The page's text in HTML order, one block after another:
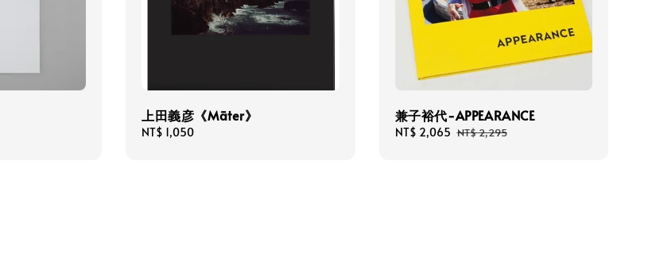
上田義彦《Māter》
Regular
NT$ 1,050
兼子裕代-APPEARANCE
Sale
NT$ 2,065 Regular
NT$ 2,295